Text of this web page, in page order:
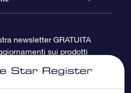
newsletter GRATUITA
sui prodotti